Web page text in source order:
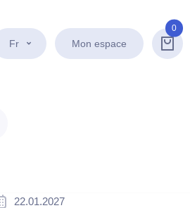
Fr Mon espace
0
22.01.2027